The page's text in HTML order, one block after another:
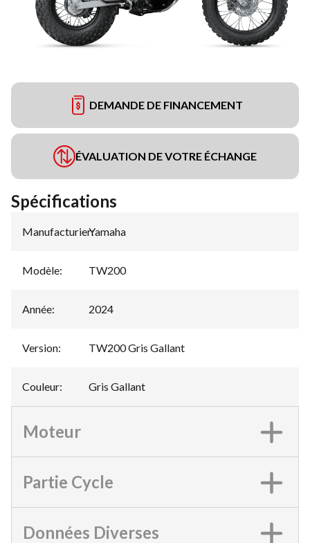
DEMANDE DE FINANCEMENT
ÉVALUATION DE VOTRE ÉCHANGE
Spécifications
Manufacturier:
Yamaha
Modèle: TW200
Année: 2024
Version: TW200 Gris Gallant
Couleur: Gris Gallant
Moteur
Partie Cycle
Données Diverses